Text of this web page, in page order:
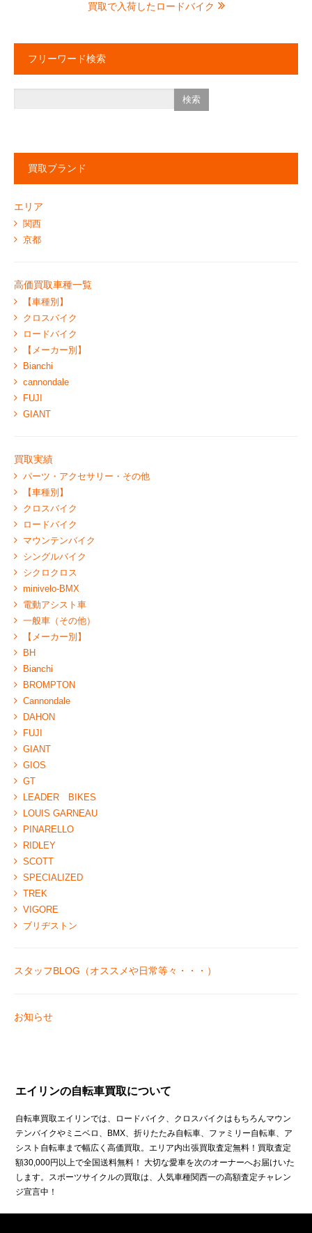
買取で入荷したロードバイク
フリーワード検索
買取ブランド
エリア
関西
京都
高価買取車種一覧
【車種別】
クロスバイク
ロードバイク
【メーカー別】
Bianchi
cannondale
FUJI
GIANT
買取実績
パーツ・アクセサリー・その他
【車種別】
クロスバイク
ロードバイク
マウンテンバイク
シングルバイク
シクロクロス
minivelo-BMX
電動アシスト車
一般車（その他）
【メーカー別】
BH
Bianchi
BROMPTON
Cannondale
DAHON
FUJI
GIANT
GIOS
GT
LEADER BIKES
LOUIS GARNEAU
PINARELLO
RIDLEY
SCOTT
SPECIALIZED
TREK
VIGORE
ブリヂストン
スタッフBLOG（オススメや日常等々・・・）
お知らせ
エイリンの自転車買取について
自転車買取エイリンでは、ロードバイク、クロスバイクはもちろんマウン
テンバイクやミニベロ、BMX、折りたたみ自転車、ファミリー自転車、ア
シスト自転車まで幅広く高価買取。エリア内出張買取査定無料！買取査定
額30,000円以上で全国送料無料！ 大切な愛車を次のオーナーへお届けいた
します。スポーツサイクルの買取は、人気車種関西一の高額査定チャレン
ジ宣言中！